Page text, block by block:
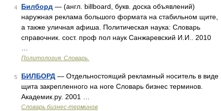
4 Билборд — (англ. billboard, букв. доска объявлений)
наружная реклама большого формата на стабильном щите,
а также уличная афиша. Политическая наука: Словарь
справочник. сост. проф пол наук Санжаревский И.И.. 2010
Политология. Словарь.
5 БИЛБОРД — Отдельностоящий рекламный носитель в виде
щита закрепленного на ноге Словарь бизнес терминов.
Академик.ру. 2001 …
Словарь бизнес-терминов